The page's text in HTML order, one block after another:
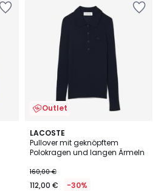
Outlet
LACOSTE
Pullover mit geknöpftem
Polokragen und langen Ärmeln
160,00 €
112,00 € -30%
2
Farben